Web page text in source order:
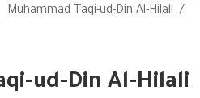
Muhammad Taqi-ud-Din Al-Hilali
ud-Din Al-Hilali